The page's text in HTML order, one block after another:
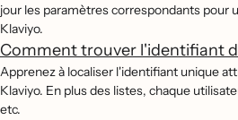
jour les paramètres correspondants pour
Klaviyo.
Comment trouver l'identifiant
Apprenez à localiser l'identifiant unique
Klaviyo. En plus des listes, chaque
etc.